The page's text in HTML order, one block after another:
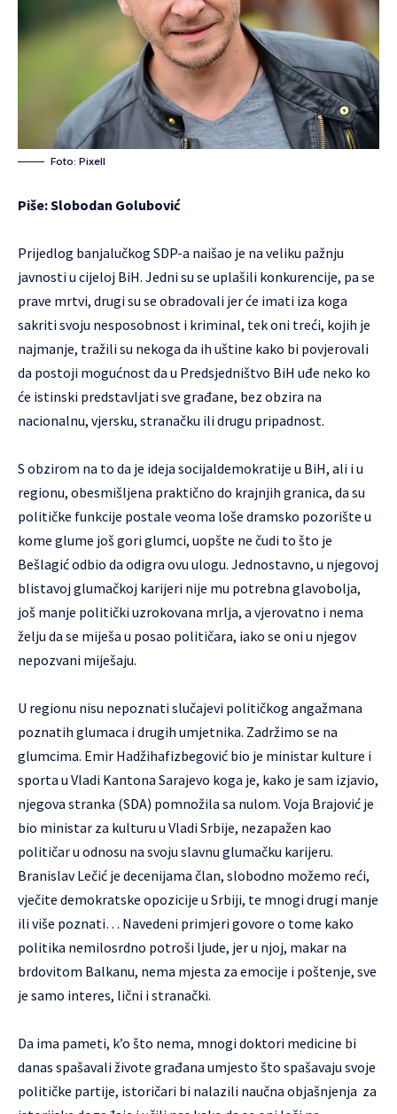
Foto: Pixell
Piše: Slobodan Golubović
Prijedlog banjalučkog SDP-a naišao je na veliku pažnju
javnosti u cijeloj BiH. Jedni su se uplašili konkurencije, pa se
prave mrtvi, drugi su se obradovali jer će imati iza koga
sakriti svoju nesposobnost i kriminal, tek oni treći, kojih je
najmanje, tražili su nekoga da ih uštine kako bi povjerovali
da postoji mogućnost da u Predsjedništvo BiH uđe neko ko
će istinski predstavljati sve građane, bez obzira na
nacionalnu, vjersku, stranačku ili drugu pripadnost.
S obzirom na to da je ideja socijaldemokratije u BiH, ali i u
regionu, obesmišljena praktično do krajnjih granica, da su
političke funkcije postale veoma loše dramsko pozorište u
kome glume još gori glumci, uopšte ne čudi to što je
Bešlagić odbio da odigra ovu ulogu. Jednostavno, u njegovoj
blistavoj glumačkoj karijeri nije mu potrebna glavobolja,
još manje politički uzrokovana mrlja, a vjerovatno i nema
želju da se miješa u posao političara, iako se oni u njegov
nepozvani miješaju.
U regionu nisu nepoznati slučajevi političkog angažmana
poznatih glumaca i drugih umjetnika. Zadržimo se na
glumcima. Emir Hadžihafizbegović bio je ministar kulture i
sporta u Vladi Kantona Sarajevo koga je, kako je sam izjavio,
njegova stranka (SDA) pomnožila sa nulom. Voja Brajović je
bio ministar za kulturu u Vladi Srbije, nezapažen kao
političar u odnosu na svoju slavnu glumačku karijeru.
Branislav Lečić je decenijama član, slobodno možemo reći,
vječite demokratske opozicije u Srbiji, te mnogi drugi manje
ili više poznati… Navedeni primjeri govore o tome kako
politika nemilosrdno potroši ljude, jer u njoj, makar na
brdovitom Balkanu, nema mjesta za emocije i poštenje, sve
je samo interes, lični i stranački.
Da ima pameti, k’o što nema, mnogi doktori medicine bi
danas spašavali živote građana umjesto što spašavaju svoje
političke partije, istoričari bi nalazili naučna objašnjenja za